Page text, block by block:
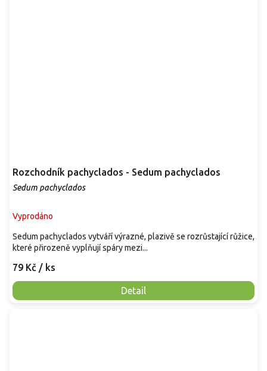
Rozchodník pachyclados - Sedum pachyclados
Sedum pachyclados
Vyprodáno
79 Kč / ks
Detail
Sedum pachyclados vytváří výrazné, plazivě se rozrůstající růžice,
které přirozeně vyplňují spáry mezi...